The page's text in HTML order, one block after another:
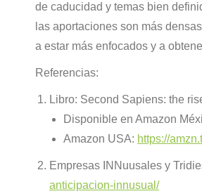
de caducidad y temas bien
las aportaciones son más
a estar más enfocados y a
Referencias:
Libro: Second Sapiens: the
Disponible en Amazon
Amazon USA: https://
Empresas INNuusales y
anticipacion-innusual/